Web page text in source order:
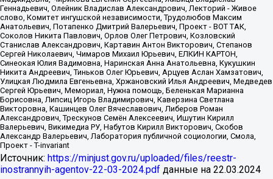
Источник: https://minjust.gov.ru/uploaded/files/reestr-
inostrannyih-agentov-22-03-2024.pdf данные на 22.03.2024